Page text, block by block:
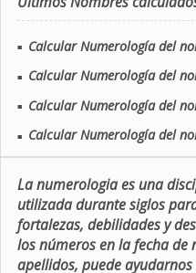
■ Calcular Numerología del
■ Calcular Numerología del
■ Calcular Numerología del
■ Calcular Numerología del
La numerologia es una
utilizada durante siglos
fortalezas, debilidades y
los números en la fecha de
apellidos, puede